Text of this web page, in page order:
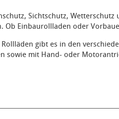
Sichtschutz,
Ob Einbaurollladen oder
gibt es in den
sowie mit Hand- oder